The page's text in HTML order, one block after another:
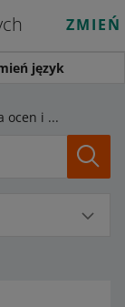
język
Zmienimy sposób liczenia ocen i poleceń od kupujących